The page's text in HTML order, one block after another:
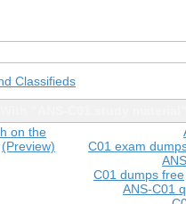
Classifieds
C01 exam
C01 dumps free
ANS-C01
on the
(Preview)